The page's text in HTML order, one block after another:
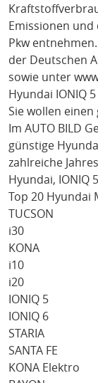
Emissionen
Pkw
der Deutschen
sowie unter
Hyundai IONIQ 5
Sie wollen
Im AUTO BILD
günstige
zahlreiche
Hyundai, IONIQ 5
Top 20 Hyundai
TUCSON
i30
KONA
i10
i20
IONIQ 5
IONIQ 6
STARIA
SANTA FE
KONA Elektro